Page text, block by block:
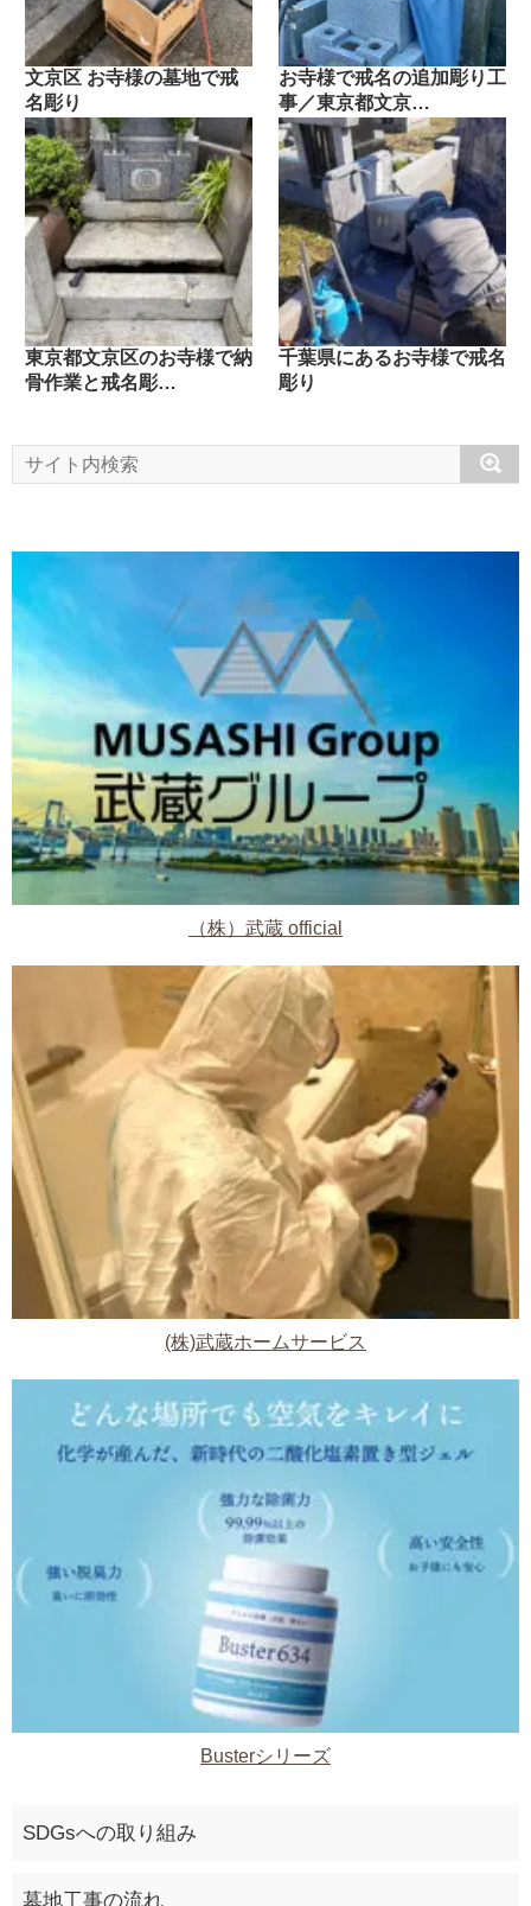
文京区 お寺様の墓地で戒
名彫り
お寺様で戒名の追加彫り工
事／東京都文京…
東京都文京区のお寺様で納
骨作業と戒名彫…
千葉県にあるお寺様で戒名
彫り
（株）武蔵 official
(株)武蔵ホームサービス
Busterシリーズ
SDGsへの取り組み
墓地工事の流れ